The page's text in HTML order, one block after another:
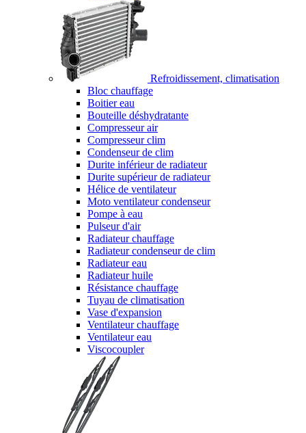
Refroidissement, climatisation
Bloc chauffage
Boitier eau
Bouteille déshydratante
Compresseur air
Compresseur clim
Condenseur de clim
Durite inférieur de radiateur
Durite supérieur de radiateur
Hélice de ventilateur
Moto ventilateur condenseur
Pompe à eau
Pulseur d'air
Radiateur chauffage
Radiateur condenseur de clim
Radiateur eau
Radiateur huile
Résistance chauffage
Tuyau de climatisation
Vase d'expansion
Ventilateur chauffage
Ventilateur eau
Viscocoupler